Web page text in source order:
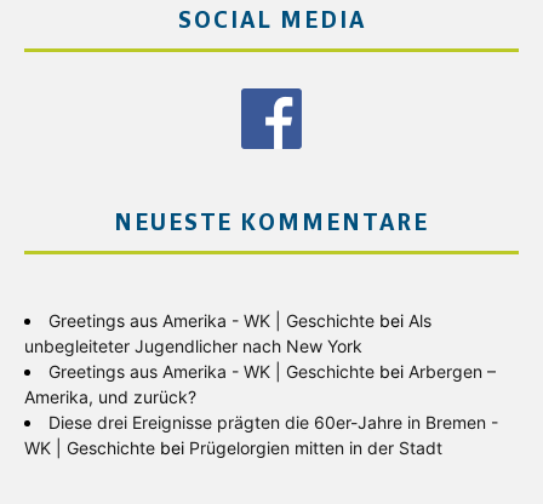
SOCIAL MEDIA
NEUESTE KOMMENTARE
Greetings aus Amerika - WK | Geschichte bei Als
unbegleiteter Jugendlicher nach New York
Greetings aus Amerika - WK | Geschichte bei Arbergen –
Amerika, und zurück?
Diese drei Ereignisse prägten die 60er-Jahre in Bremen -
WK | Geschichte bei Prügelorgien mitten in der Stadt